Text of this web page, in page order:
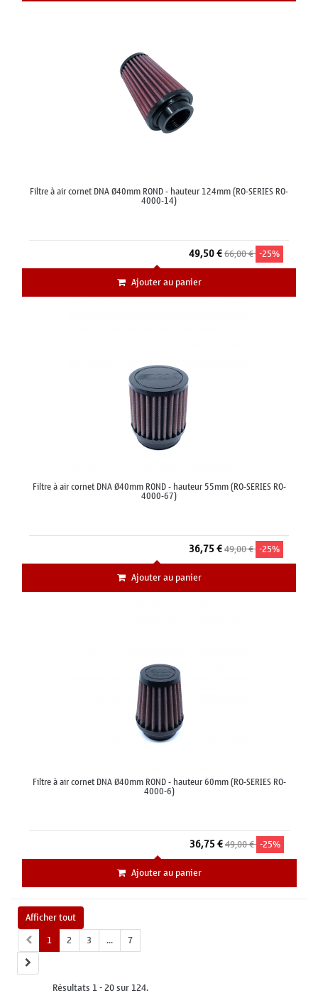
Filtre à air cornet DNA Ø40mm ROND - hauteur 124mm (RO-SERIES RO-
4000-14)
49,50 €66,00 € -25%
Ajouter au panier
Filtre à air cornet DNA Ø40mm ROND - hauteur 55mm (RO-SERIES RO-
4000-67)
36,75 €49,00 € -25%
Ajouter au panier
Filtre à air cornet DNA Ø40mm ROND - hauteur 60mm (RO-SERIES RO-
4000-6)
36,75 €49,00 € -25%
Ajouter au panier
Afficher tout
1
2 3 ... 7
Résultats 1 - 20 sur 124.